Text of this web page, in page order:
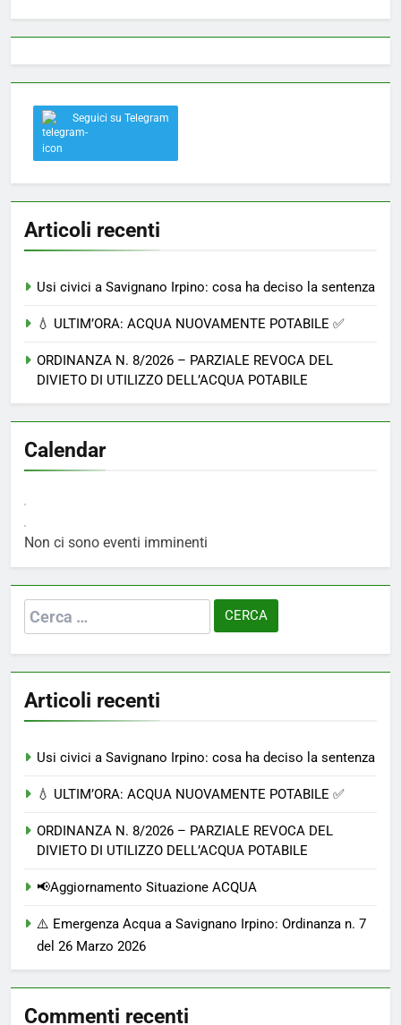
Seguici su Telegram
Articoli recenti
Usi civici a Savignano Irpino: cosa ha deciso la sentenza
💧 ULTIM’ORA: ACQUA NUOVAMENTE POTABILE ✅
ORDINANZA N. 8/2026 – PARZIALE REVOCA DEL
DIVIETO DI UTILIZZO DELL’ACQUA POTABILE
Calendar
Non ci sono eventi imminenti
Ricerca
per:
Articoli recenti
Usi civici a Savignano Irpino: cosa ha deciso la sentenza
💧 ULTIM’ORA: ACQUA NUOVAMENTE POTABILE ✅
ORDINANZA N. 8/2026 – PARZIALE REVOCA DEL
DIVIETO DI UTILIZZO DELL’ACQUA POTABILE
📢Aggiornamento Situazione ACQUA
⚠️ Emergenza Acqua a Savignano Irpino: Ordinanza n. 7
del 26 Marzo 2026
Commenti recenti